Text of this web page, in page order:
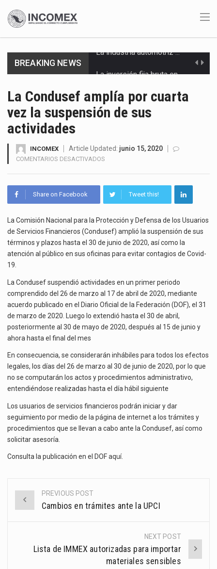
BREAKING NEWS
Las métricas tradicionales de los parques industriales —absorción, ocupación y metros cuadrados desarrollados— resultan insuficientes…
El superávit comercial de México con Estados Unidos alcanzó 102,581 millones de dólares (mdd) en…
El Tribunal Federal de Justicia Administrativa (TFJA), a través de su Segunda Sala Regional en…
El Gobierno de Estados Unidos ha procesado la devolución de aproximadamente 100,000 millones de dólares…
La Condusef amplía por cuarta
vez la suspensión de sus
actividades
INCOMEX Article Updated: junio 15, 2020
COMENTARIOS DESACTIVADOS
AMPLÍA
POR
VEZ
LA
SUSPENSIÓN
Share on Facebook Tweet this!
La Comisión Nacional para la Protección y Defensa de los Usuarios
de Servicios Financieros (Condusef) amplió la suspensión de sus
términos y plazos hasta el 30 de junio de 2020, así como la
atención al público en sus oficinas para evitar contagios de Covid-
19.
La Condusef suspendió actividades en un primer periodo
comprendido del 26 de marzo al 17 de abril de 2020, mediante
acuerdo publicado en el Diario Oficial de la Federación (DOF), el 31
de marzo de 2020. Luego lo extendió hasta el 30 de abril,
posteriormente al 30 de mayo de 2020, después al 15 de junio y
ahora hasta el final del mes
En consecuencia, se considerarán inhábiles para todos los efectos
legales, los días del 26 de marzo al 30 de junio de 2020, por lo que
no se computarán los actos y procedimientos administrativo,
entendiéndose realizadas hasta el día hábil siguiente
Los usuarios de servicios financieros podrán iniciar y dar
seguimiento por medio de la página de internet a los trámites y
procedimientos que se llevan a cabo ante la Condusef, así como
solicitar asesoría.
Consulta la publicación en el DOFaquí.
Post
PREVIOUS POST
Cambios en trámites ante la UPCI
NEXT POST
Lista de IMMEX autorizadas para importar
materiales sensibles